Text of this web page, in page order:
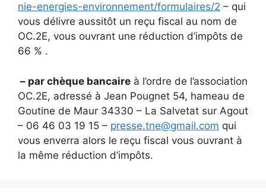
nie-energies-environnement/formulaires/2 – qui
vous délivre aussitôt un reçu fiscal au nom de
OC.2E, vous ouvrant une réduction d’impôts de
66 % .
– par chèque bancaire à l’ordre de l’association
OC.2E, adressé à Jean Pougnet 54, hameau de
Goutine de Maur 34330 – La Salvetat sur Agout
– 06 46 03 19 15 – presse.tne@gmail.com qui
vous enverra alors le reçu fiscal vous ouvrant à
la même réduction d’impôts.